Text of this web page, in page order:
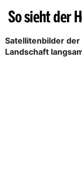
So sieht der
Satellitenbilder der
Landschaft